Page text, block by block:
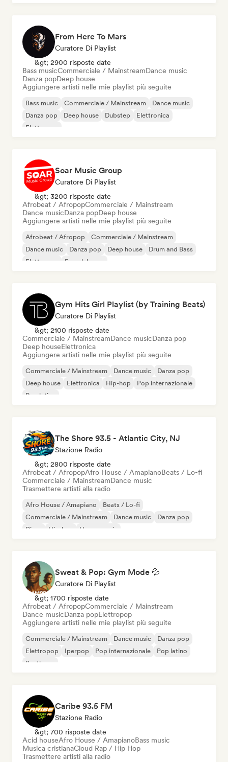
From Here To Mars
Curatore Di Playlist
&gt; 2900 risposte date
Bass musicCommerciale / MainstreamDance music
Danza popDeep house
Aggiungere artisti nelle mie playlist più seguite
Bass music Commerciale / Mainstream
Dance music
Danza pop
Deep house Dubstep
Elettronica
Elettropop
Soar Music Group
Curatore Di Playlist
&gt; 3200 risposte date
Afrobeat / AfropopCommerciale / Mainstream
Dance musicDanza popDeep house
Aggiungere artisti nelle mie playlist più seguite
Afrobeat / Afropop
Commerciale / Mainstream
Dance music
Danza pop Deep house
Drum and Bass
Elettropop
French house
Gym Hits Girl Playlist (by Training Beats)
Curatore Di Playlist
&gt; 2100 risposte date
Commerciale / MainstreamDance musicDanza pop
Deep houseElettronica
Aggiungere artisti nelle mie playlist più seguite
Commerciale / Mainstream Dance music
Danza pop
Deep house
Elettronica Hip-hop
Pop internazionale
Pop latino
The Shore 93.5 - Atlantic City, NJ
Stazione Radio
&gt; 2800 risposte date
Afrobeat / AfropopAfro House / AmapianoBeats / Lo-fi
Commerciale / MainstreamDance music
Trasmettere artisti alla radio
Afro House / Amapiano
Beats / Lo-fi
Commerciale / Mainstream
Dance music
Danza pop
Disco
Hip-hop House music
Sweat & Pop: Gym Mode 💦
Curatore Di Playlist
&gt; 1700 risposte date
Afrobeat / AfropopCommerciale / Mainstream
Dance musicDanza popElettropop
Aggiungere artisti nelle mie playlist più seguite
Commerciale / Mainstream Dance music
Danza pop
Elettropop
Iperpop Pop internazionale
Pop latino
Synthpop
Caribe 93.5 FM
Stazione Radio
&gt; 700 risposte date
Acid houseAfro House / AmapianoBass music
Musica cristianaCloud Rap / Hip Hop
Trasmettere artisti alla radio